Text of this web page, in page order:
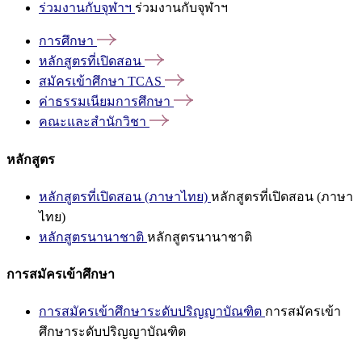
ร่วมงานกับจุฬาฯ ร่วมงานกับจุฬาฯ
การศึกษา
หลักสูตรที่เปิดสอน
สมัครเข้าศึกษา TCAS
ค่าธรรมเนียมการศึกษา
คณะและสำนักวิชา
หลักสูตร
หลักสูตรที่เปิดสอน (ภาษาไทย) หลักสูตรที่เปิดสอน (ภาษา
ไทย)
หลักสูตรนานาชาติ หลักสูตรนานาชาติ
การสมัครเข้าศึกษา
การสมัครเข้าศึกษาระดับปริญญาบัณฑิต การสมัครเข้า
ศึกษาระดับปริญญาบัณฑิต